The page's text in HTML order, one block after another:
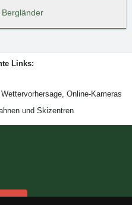
Bergländer
Links:
Wettervorhersage, Online-Kameras
und Skizentren